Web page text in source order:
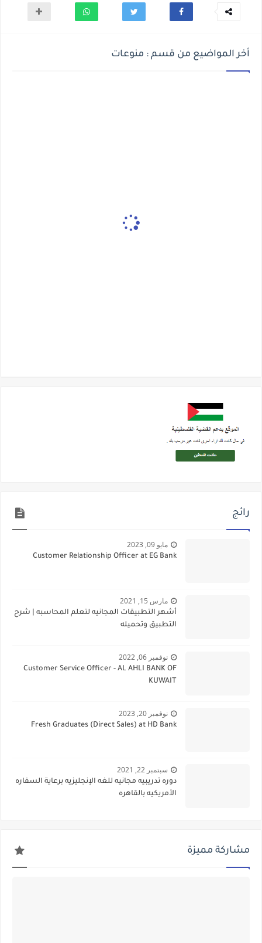
أخر المواضيع من قسم : منوعات
رائج
مايو 09, 2023
Customer Relationship Officer at EG Bank
مارس 15, 2021
أشهر التطبيقات المجانيه لتعلم المحاسبه | شرح
التطبيق وتحميله
نوفمبر 06, 2022
Customer Service Officer - AL AHLI BANK OF
KUWAIT
نوفمبر 20, 2023
Fresh Graduates (Direct Sales) at HD Bank
سبتمبر 22, 2021
دوره تدريبيه مجانيه للغه الإنجليزيه برعاية السفاره
الأمريكيه بالقاهره
مشاركة مميزة